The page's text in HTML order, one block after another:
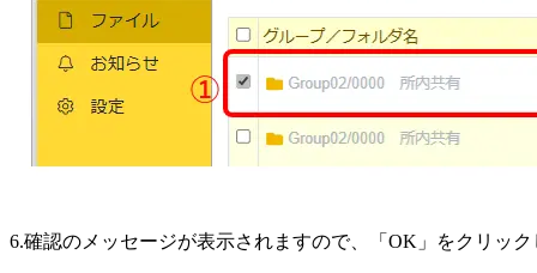
6.確認のメッセージが表示されますので、「OK」をクリッ